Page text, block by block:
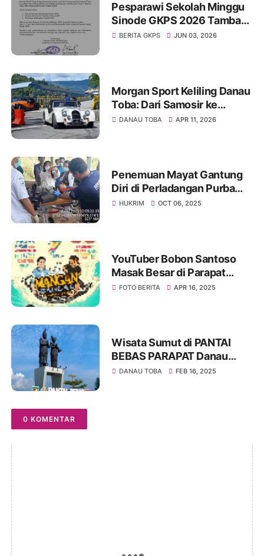
Pesparawi Sekolah Minggu
Sinode GKPS 2026 Tambah
Kuota Peserta, Juara III
BERITA GKPS JUN 03, 2026
Morgan Sport Keliling Danau
Toba: Dari Samosir ke
Siantar, Harmoni Sport
DANAU TOBA APR 11, 2026
Penemuan Mayat Gantung
Diri di Perladangan Purba
Tongah
HUKRIM OCT 06, 2025
YouTuber Bobon Santoso
Masak Besar di Parapat
dalam Rangka Memeriahkan
FOTO BERITA APR 16, 2025
Wisata Sumut di PANTAI
BEBAS PARAPAT Danau
Toba Simalungun
DANAU TOBA FEB 16, 2025
0 KOMENTAR